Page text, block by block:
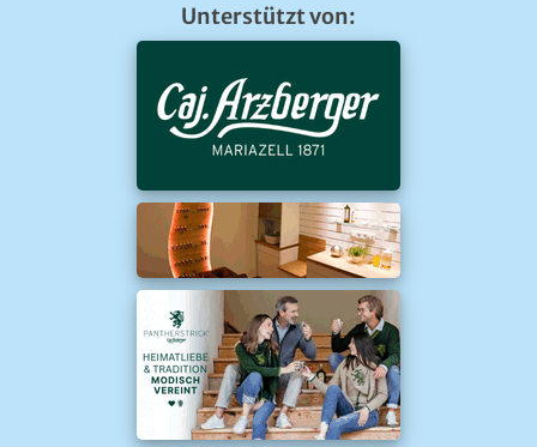
Unterstützt von: